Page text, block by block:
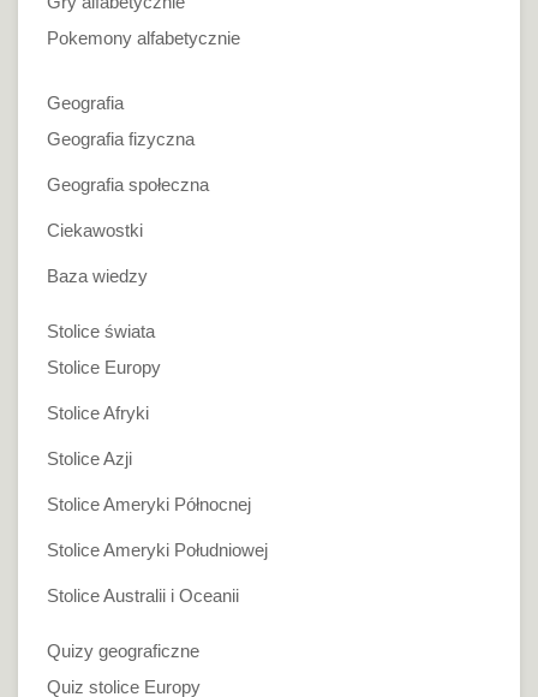
Pokemony alfabetycznie
Geografia
Geografia fizyczna
Geografia społeczna
Ciekawostki
Baza wiedzy
Stolice świata
Stolice Europy
Stolice Afryki
Stolice Azji
Stolice Ameryki Północnej
Stolice Ameryki Południowej
Stolice Australii i Oceanii
Quizy geograficzne
Quiz stolice Europy